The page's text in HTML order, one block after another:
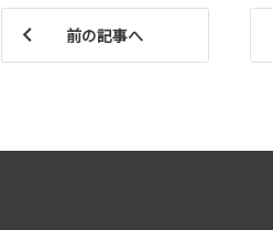
前の記事へ